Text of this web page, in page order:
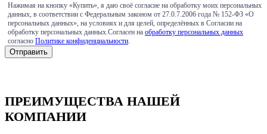
Нажимая на кнопку «Купить», я даю своё согласие на обработку моих персональных
данных, в соответствии с Федеральным законом от 27.0.7.2006 года № 152-ФЗ «О
персональных данных», на условиях и для целей, определённых в Согласии на
обработку персональных данных.Согласен на обработку персональных данных
согласно Политике конфиденциальности
ПРЕИМУЩЕСТВА НАШЕЙ
КОМПАНИИ